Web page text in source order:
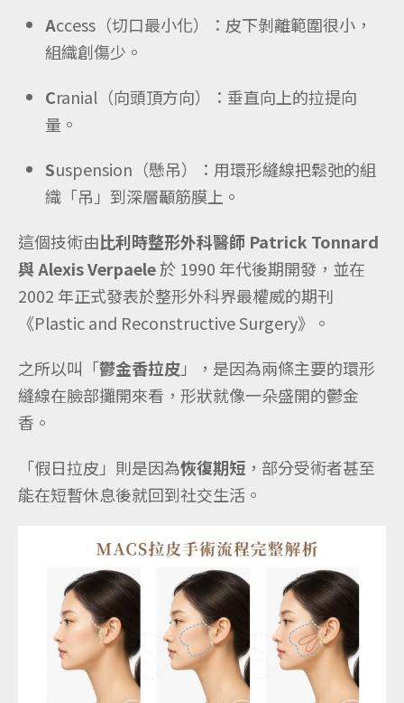
Access（切口最小化）：皮下剝離範圍很小，
組織創傷少。
Cranial（向頭頂方向）：垂直向上的拉提向
量。
Suspension（懸吊）：用環形縫線把鬆弛的組
織「吊」到深層顳筋膜上。
這個技術由比利時整形外科醫師 Patrick Tonnard
與 Alexis Verpaele於 1990 年代後期開發，並在
2002 年正式發表於整形外科界最權威的期刊
《Plastic and Reconstructive Surgery》。
之所以叫「鬱金香拉皮」，是因為兩條主要的環形
縫線在臉部攤開來看，形狀就像一朵盛開的鬱金
香。
「假日拉皮」則是因為恢復期短 ，部分受術者甚至
能在短暫休息後就回到社交生活。